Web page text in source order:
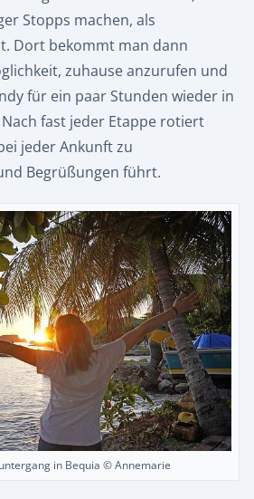
Stopps machen, als
Dort bekommt man dann
zuhause anzurufen und
für ein paar Stunden wieder in
fast jeder Etappe rotiert
jeder Ankunft zu
Begrüßungen führt.
in Bequia © Annemarie